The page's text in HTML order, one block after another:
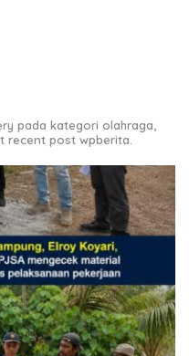
pada kategori olahraga,
recent post wpberita.